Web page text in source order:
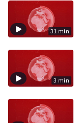
31 min
3 min